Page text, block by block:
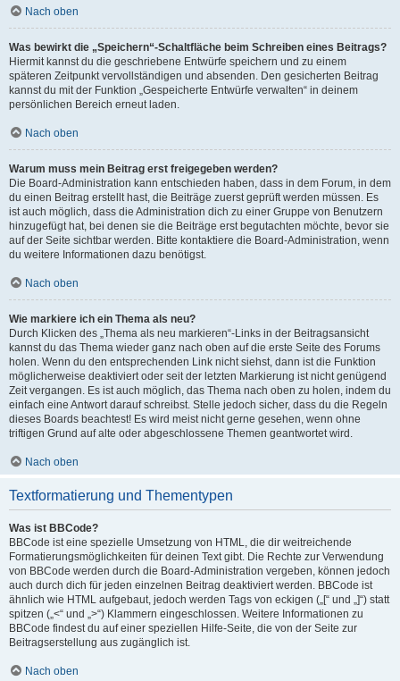
Nach oben
Was bewirkt die „Speichern“-Schaltfläche beim Schreiben eines Beitrags?
Hiermit kannst du die geschriebene Entwürfe speichern und zu einem
späteren Zeitpunkt vervollständigen und absenden. Den gesicherten Beitrag
kannst du mit der Funktion „Gespeicherte Entwürfe verwalten“ in deinem
persönlichen Bereich erneut laden.
Nach oben
Warum muss mein Beitrag erst freigegeben werden?
Die Board-Administration kann entschieden haben, dass in dem Forum, in dem
du einen Beitrag erstellt hast, die Beiträge zuerst geprüft werden müssen. Es
ist auch möglich, dass die Administration dich zu einer Gruppe von Benutzern
hinzugefügt hat, bei denen sie die Beiträge erst begutachten möchte, bevor sie
auf der Seite sichtbar werden. Bitte kontaktiere die Board-Administration, wenn
du weitere Informationen dazu benötigst.
Nach oben
Wie markiere ich ein Thema als neu?
Durch Klicken des „Thema als neu markieren“-Links in der Beitragsansicht
kannst du das Thema wieder ganz nach oben auf die erste Seite des Forums
holen. Wenn du den entsprechenden Link nicht siehst, dann ist die Funktion
möglicherweise deaktiviert oder seit der letzten Markierung ist nicht genügend
Zeit vergangen. Es ist auch möglich, das Thema nach oben zu holen, indem du
einfach eine Antwort darauf schreibst. Stelle jedoch sicher, dass du die Regeln
dieses Boards beachtest! Es wird meist nicht gerne gesehen, wenn ohne
triftigen Grund auf alte oder abgeschlossene Themen geantwortet wird.
Nach oben
Textformatierung und Thementypen
Was ist BBCode?
BBCode ist eine spezielle Umsetzung von HTML, die dir weitreichende
Formatierungsmöglichkeiten für deinen Text gibt. Die Rechte zur Verwendung
von BBCode werden durch die Board-Administration vergeben, können jedoch
auch durch dich für jeden einzelnen Beitrag deaktiviert werden. BBCode ist
ähnlich wie HTML aufgebaut, jedoch werden Tags von eckigen („[“ und „]“) statt
spitzen („<“ und „>“) Klammern eingeschlossen. Weitere Informationen zu
BBCode findest du auf einer speziellen Hilfe-Seite, die von der Seite zur
Beitragserstellung aus zugänglich ist.
Nach oben